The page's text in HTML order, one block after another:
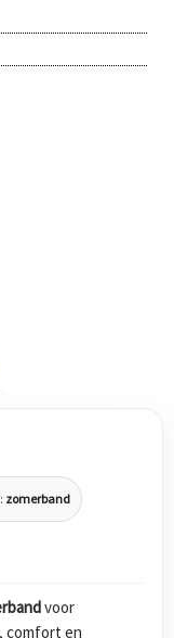
zomerband
voor
comfort en